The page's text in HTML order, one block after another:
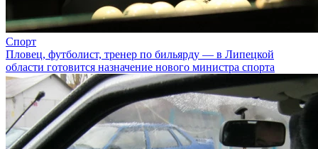
Спорт
Пловец, футболист, тренер по бильярду — в Липецкой
области готовится назначение нового министра спорта